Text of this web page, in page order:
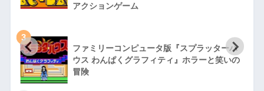
アクションゲーム
3
ファミリーコンピュータ版『スプラッターハ
ウス わんぱくグラフィティ』ホラーと笑いの
冒険